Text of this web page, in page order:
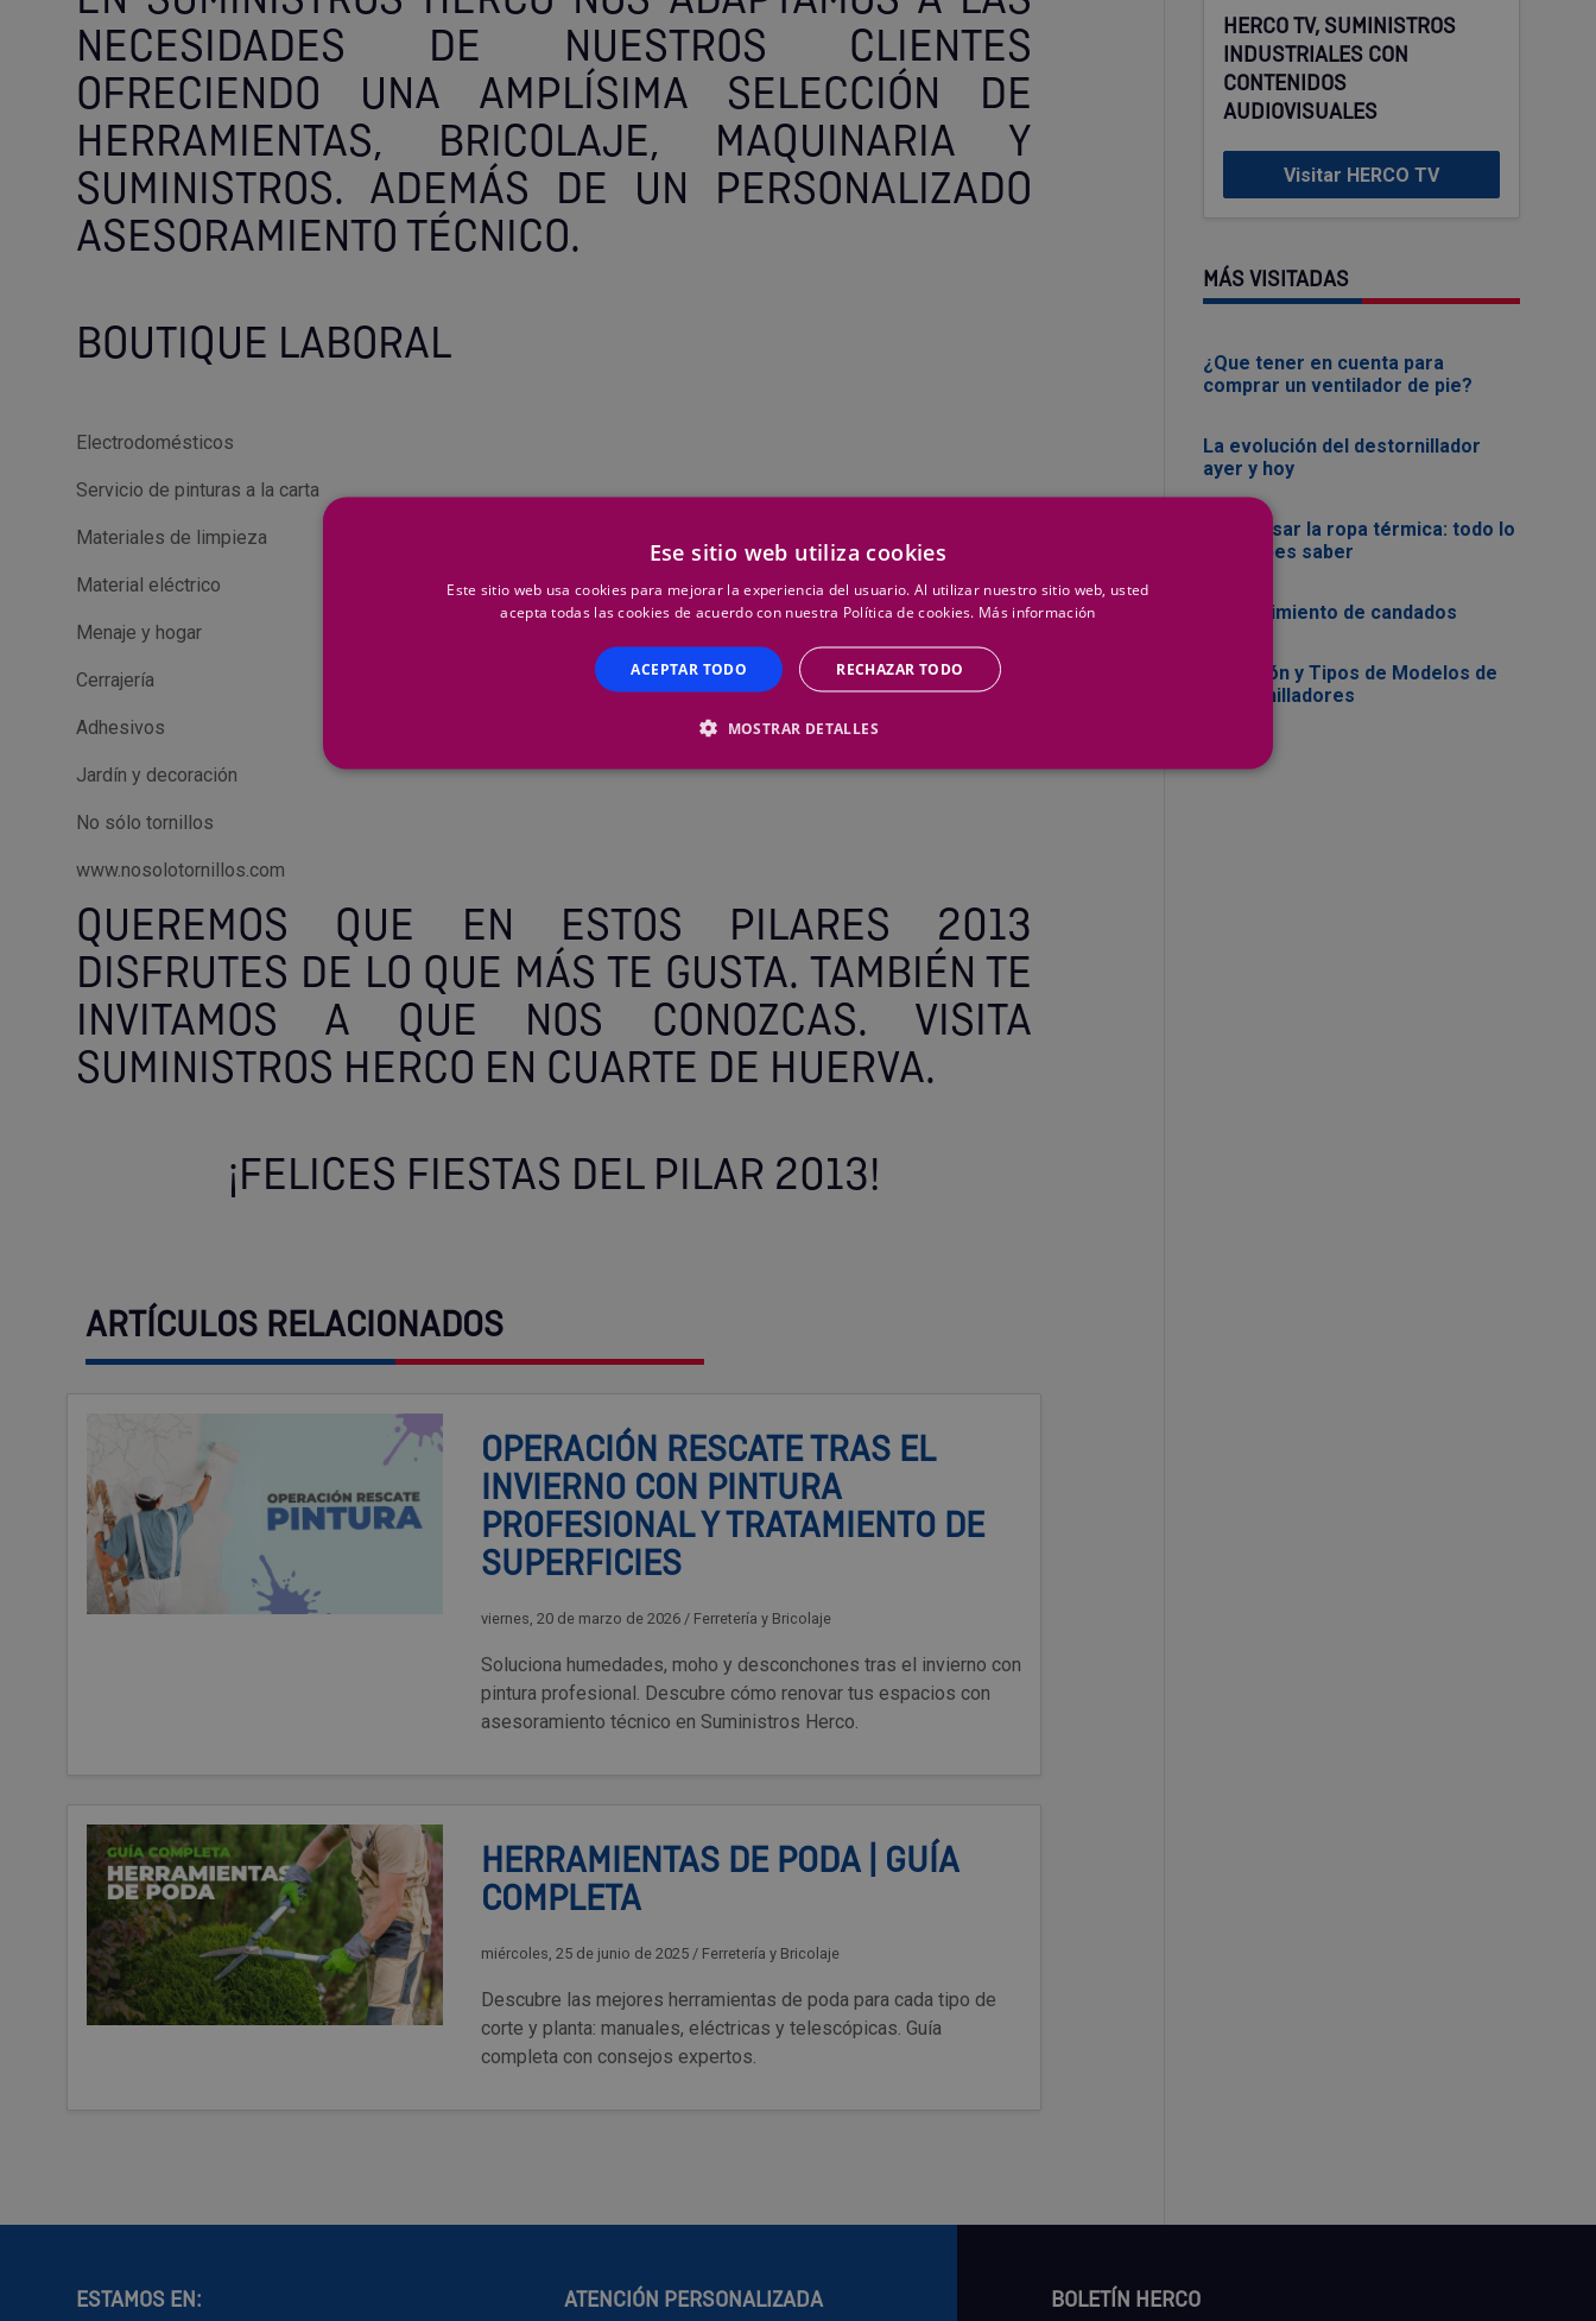
NECESIDADES DE NUESTROS CLIENTES
OFRECIENDO UNA AMPLÍSIMA SELECCIÓN DE
HERRAMIENTAS, BRICOLAJE, MAQUINARIA Y
SUMINISTROS. ADEMÁS DE UN PERSONALIZADO
ASESORAMIENTO TÉCNICO.
BOUTIQUE LABORAL
Electrodomésticos
Servicio de pinturas a la carta
Materiales de limpieza
Material eléctrico
Menaje y hogar
Cerrajería
Adhesivos
Jardín y decoración
No sólo tornillos
www.nosolotornillos.com
QUEREMOS QUE EN ESTOS PILARES 2013
DISFRUTES DE LO QUE MÁS TE GUSTA. TAMBIÉN TE
INVITAMOS A QUE NOS CONOZCAS. VISITA
SUMINISTROS HERCO EN CUARTE DE HUERVA.
¡FELICES FIESTAS DEL PILAR 2013!
ARTÍCULOS RELACIONADOS
OPERACIÓN RESCATE TRAS EL
INVIERNO CON PINTURA
PROFESIONAL Y TRATAMIENTO DE
SUPERFICIES
viernes, 20 de marzo de 2026 / Ferretería y Bricolaje
Soluciona humedades, moho y desconchones tras el invierno con
pintura profesional. Descubre cómo renovar tus espacios con
asesoramiento técnico en Suministros Herco.
HERRAMIENTAS DE PODA | GUÍA
COMPLETA
miércoles, 25 de junio de 2025 / Ferretería y Bricolaje
Descubre las mejores herramientas de poda para cada tipo de
corte y planta: manuales, eléctricas y telescópicas. Guía
completa con consejos expertos.
HERCO TV, SUMINISTROS
INDUSTRIALES CON
CONTENIDOS
AUDIOVISUALES
Visitar HERCO TV
MÁS VISITADAS
¿Que tener en cuenta para
comprar un ventilador de pie?
La evolución del destornillador
ayer y hoy
Cómo usar la ropa térmica: todo lo
que debes saber
Mantenimiento de candados
Evolución y Tipos de Modelos de
Destornilladores
ESTAMOS EN: ATENCIÓN PERSONALIZADA BOLETÍN HERCO
Ese sitio web utiliza cookies
Este sitio web usa cookies para mejorar la experiencia del usuario. Al utilizar nuestro sitio web, usted
acepta todas las cookies de acuerdo con nuestra Política de cookies. Más información
ACEPTAR TODO RECHAZAR TODO
MOSTRAR DETALLES